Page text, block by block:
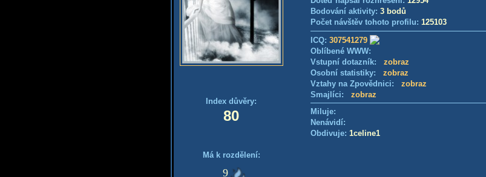
Index důvěry:
80
Má k rozdělení:
9
Bodování aktivity: 3 bodů
Počet návštěv tohoto profilu: 125103
ICQ: 307541279
Oblíbené WWW:
Vstupní dotazník: zobraz
Osobní statistiky: zobraz
Vztahy na Zpovědnici: zobraz
Smajlíci: zobraz
Miluje:
Nenávidí:
Obdivuje: 1celine1